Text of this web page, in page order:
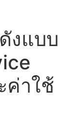
งแบบ
ค่าใช้